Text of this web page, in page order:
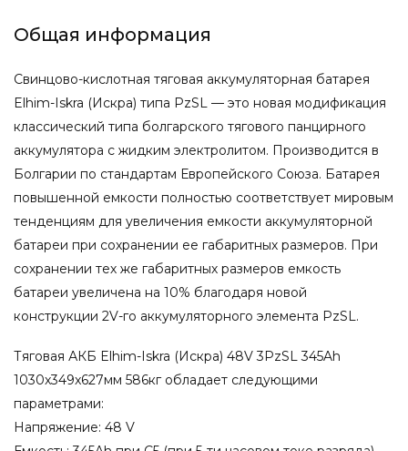
Общая информация
Свинцово-кислотная тяговая аккумуляторная батарея
Elhim-Iskra (Искра) типа PzSL — это новая модификация
классический типа болгарского тягового панцирного
аккумулятора с жидким электролитом. Производится в
Болгарии по стандартам Европейского Союза. Батарея
повышенной емкости полностью соответствует мировым
тенденциям для увеличения емкости аккумуляторной
батареи при сохранении ее габаритных размеров. При
сохранении тех же габаритных размеров емкость
батареи увеличена на 10% благодаря новой
конструкции 2V-го аккумуляторного элемента PzSL.
Тяговая АКБ Elhim-Iskra (Искра) 48V 3PzSL 345Ah
1030x349x627мм 586кг обладает следующими
параметрами:
Напряжение: 48 V